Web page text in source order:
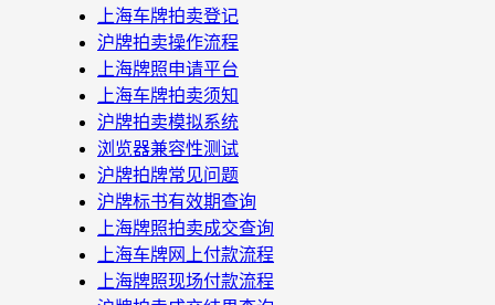
上海车牌拍卖登记
沪牌拍卖操作流程
上海牌照申请平台
上海车牌拍卖须知
沪牌拍卖模拟系统
浏览器兼容性测试
沪牌拍牌常见问题
沪牌标书有效期查询
上海牌照拍卖成交查询
上海车牌网上付款流程
上海牌照现场付款流程